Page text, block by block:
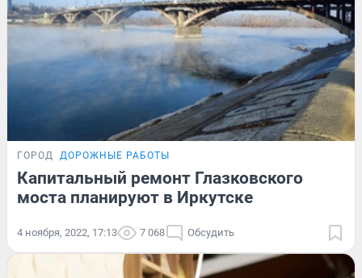
ГОРОД ДОРОЖНЫЕ РАБОТЫ
Капитальный ремонт Глазковского
моста планируют в Иркутске
4 ноября, 2022, 17:13 7 068 Обсудить